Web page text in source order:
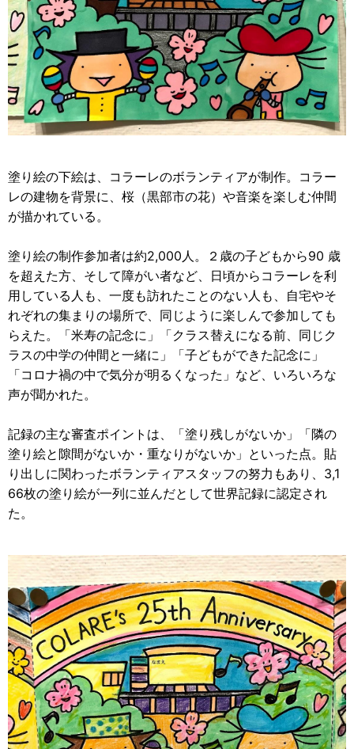
塗り絵の下絵は、コラーレのボランティアが制作。コラー
レの建物を背景に、桜（黒部市の花）や音楽を楽しむ仲間
が描かれている。
塗り絵の制作参加者は約2,000人。２歳の子どもから90 歳
を超えた方、そして障がい者など、日頃からコラーレを利
用している人も、一度も訪れたことのない人も、自宅やそ
れぞれの集まりの場所で、同じように楽しんで参加しても
らえた。「米寿の記念に」「クラス替えになる前、同じク
ラスの中学の仲間と一緒に」「子どもができた記念に」
「コロナ禍の中で気分が明るくなった」など、いろいろな
声が聞かれた。
記録の主な審査ポイントは、「塗り残しがないか」「隣の
塗り絵と隙間がないか・重なりがないか」といった点。貼
り出しに関わったボランティアスタッフの努力もあり、3,1
66枚の塗り絵が一列に並んだとして世界記録に認定され
た。